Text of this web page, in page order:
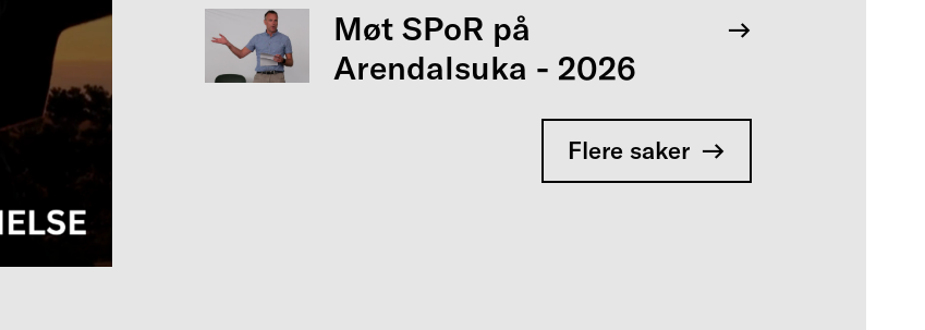
Møt SPoR på
Arendalsuka - 2026
Flere saker